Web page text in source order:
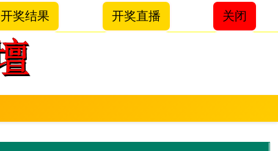
开奖结果 开奖直播 关闭